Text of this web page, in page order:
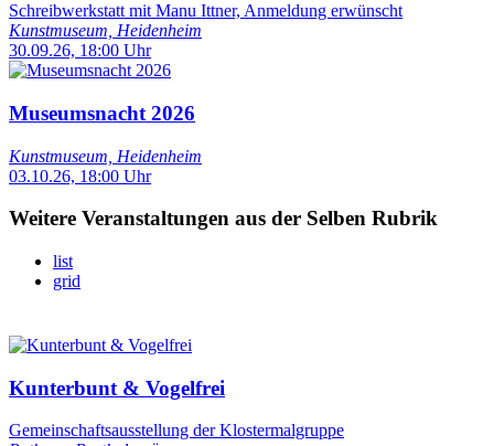
Schreibwerkstatt mit Manu Ittner, Anmeldung erwünscht
Kunstmuseum, Heidenheim
30.09.26, 18:00 Uhr
Museumsnacht 2026
Kunstmuseum, Heidenheim
03.10.26, 18:00 Uhr
Weitere Veranstaltungen aus der Selben Rubrik
list
grid
Kunterbunt & Vogelfrei
Gemeinschaftsausstellung der Klostermalgruppe